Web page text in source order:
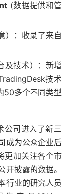
(数据提供和管
）：收录了来自
及技术）：新增
技术
50多个不同类型
公司进入了新三
成为公众企业后
更加关注各个市
披露的数据。
行业的研究人员